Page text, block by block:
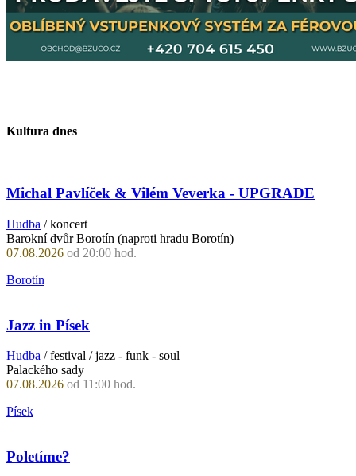
Kultura dnes
Michal Pavlíček & Vilém Veverka - UPGRADE
Hudba / koncert
Barokní dvůr Borotín (naproti hradu Borotín)
07.08.2026 od 20:00 hod.
Borotín
Jazz in Písek
Hudba / festival / jazz - funk - soul
Palackého sady
07.08.2026 od 11:00 hod.
Písek
Poletíme?